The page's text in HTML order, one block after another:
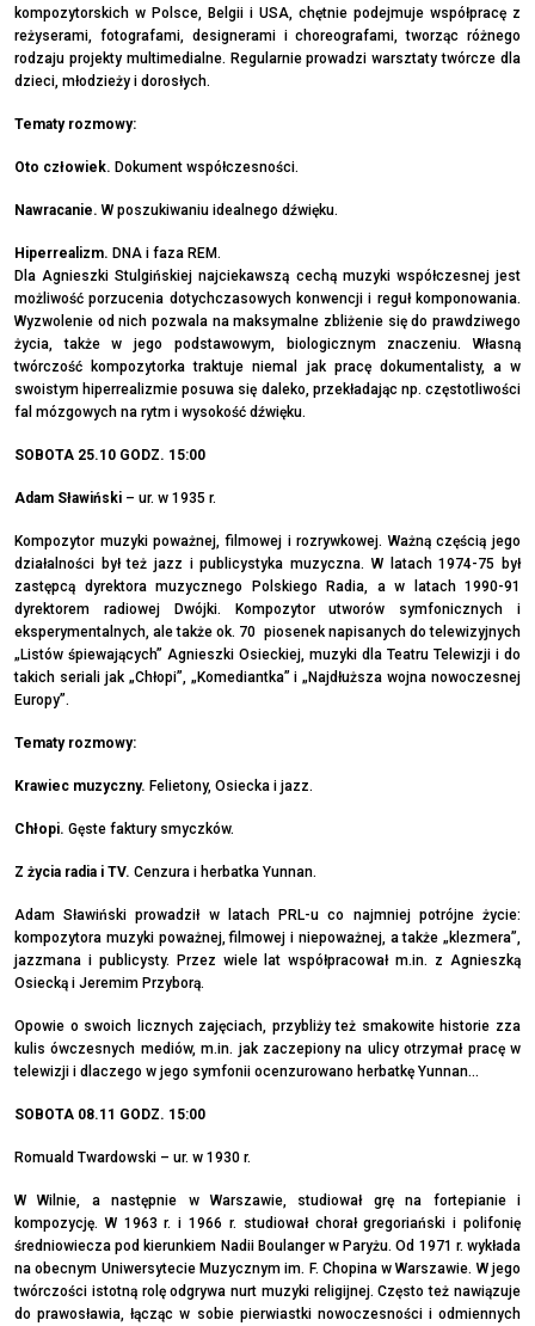
kompozytorskich w Polsce, Belgii i USA, chętnie podejmuje współpracę z
reżyserami, fotografami, designerami i choreografami, tworząc różnego
rodzaju projekty multimedialne. Regularnie prowadzi warsztaty twórcze dla
dzieci, młodzieży i dorosłych.
Tematy rozmowy:
Oto człowiek. Dokument współczesności.
Nawracanie. W poszukiwaniu idealnego dźwięku.
Hiperrealizm. DNA i faza REM.
Dla Agnieszki Stulgińskiej najciekawszą cechą muzyki współczesnej jest
możliwość porzucenia dotychczasowych konwencji i reguł komponowania.
Wyzwolenie od nich pozwala na maksymalne zbliżenie się do prawdziwego
życia, także w jego podstawowym, biologicznym znaczeniu. Własną
twórczość kompozytorka traktuje niemal jak pracę dokumentalisty, a w
swoistym hiperrealizmie posuwa się daleko, przekładając np. częstotliwości
fal mózgowych na rytm i wysokość dźwięku.
SOBOTA 25.10 GODZ. 15:00
Adam Sławiński – ur. w 1935 r.
Kompozytor muzyki poważnej, filmowej i rozrywkowej. Ważną częścią jego
działalności był też jazz i publicystyka muzyczna. W latach 1974-75 był
zastępcą dyrektora muzycznego Polskiego Radia, a w latach 1990-91
dyrektorem radiowej Dwójki. Kompozytor utworów symfonicznych i
eksperymentalnych, ale także ok. 70 piosenek napisanych do telewizyjnych
„Listów śpiewających” Agnieszki Osieckiej, muzyki dla Teatru Telewizji i do
takich seriali jak „Chłopi”, „Komediantka” i „Najdłuższa wojna nowoczesnej
Europy”.
Tematy rozmowy:
Krawiec muzyczny. Felietony, Osiecka i jazz.
Chłopi. Gęste faktury smyczków.
Z życia radia i TV. Cenzura i herbatka Yunnan.
Adam Sławiński prowadził w latach PRL-u co najmniej potrójne życie:
kompozytora muzyki poważnej, filmowej i niepoważnej, a także „klezmera”,
jazzmana i publicysty. Przez wiele lat współpracował m.in. z Agnieszką
Osiecką i Jeremim Przyborą.
Opowie o swoich licznych zajęciach, przybliży też smakowite historie zza
kulis ówczesnych mediów, m.in. jak zaczepiony na ulicy otrzymał pracę w
telewizji i dlaczego w jego symfonii ocenzurowano herbatkę Yunnan…
SOBOTA 08.11 GODZ. 15:00
Romuald Twardowski – ur. w 1930 r.
W Wilnie, a następnie w Warszawie, studiował grę na fortepianie i
kompozycję. W 1963 r. i 1966 r. studiował chorał gregoriański i polifonię
średniowiecza pod kierunkiem Nadii Boulanger w Paryżu. Od 1971 r. wykłada
na obecnym Uniwersytecie Muzycznym im. F. Chopina w Warszawie. W jego
twórczości istotną rolę odgrywa nurt muzyki religijnej. Często też nawiązuje
do prawosławia, łącząc w sobie pierwiastki nowoczesności i odmiennych